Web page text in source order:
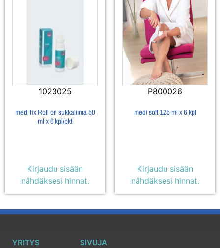
1023025
medi fix Roll on sukkaliima 50
ml x 6 kpl/pkt
Kirjaudu sisään
nähdäksesi hinnat.
P800026
medi soft 125 ml x 6 kpl
Kirjaudu sisään
nähdäksesi hinnat.
YRITYS SIVUJA